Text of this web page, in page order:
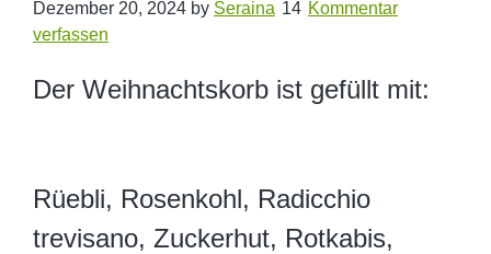
Dezember 20, 2024 by Seraina
Kommentar
verfassen
Der Weihnachtskorb ist gefüllt mit:
Rüebli, Rosenkohl, Radicchio
trevisano, Zuckerhut, Rotkabis,